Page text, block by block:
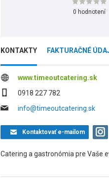
0 hodnotení
KONTAKTY FAKTURAČNÉ
www.timeoutcatering.sk
0918 227 782
info@timeoutcatering.sk
Kontaktovaťe-mailom
Catering a gastronómia pre Vaše